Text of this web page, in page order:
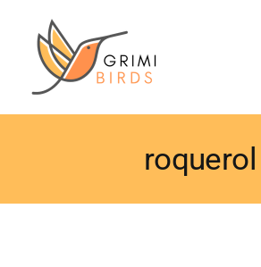
contenido
roquerol